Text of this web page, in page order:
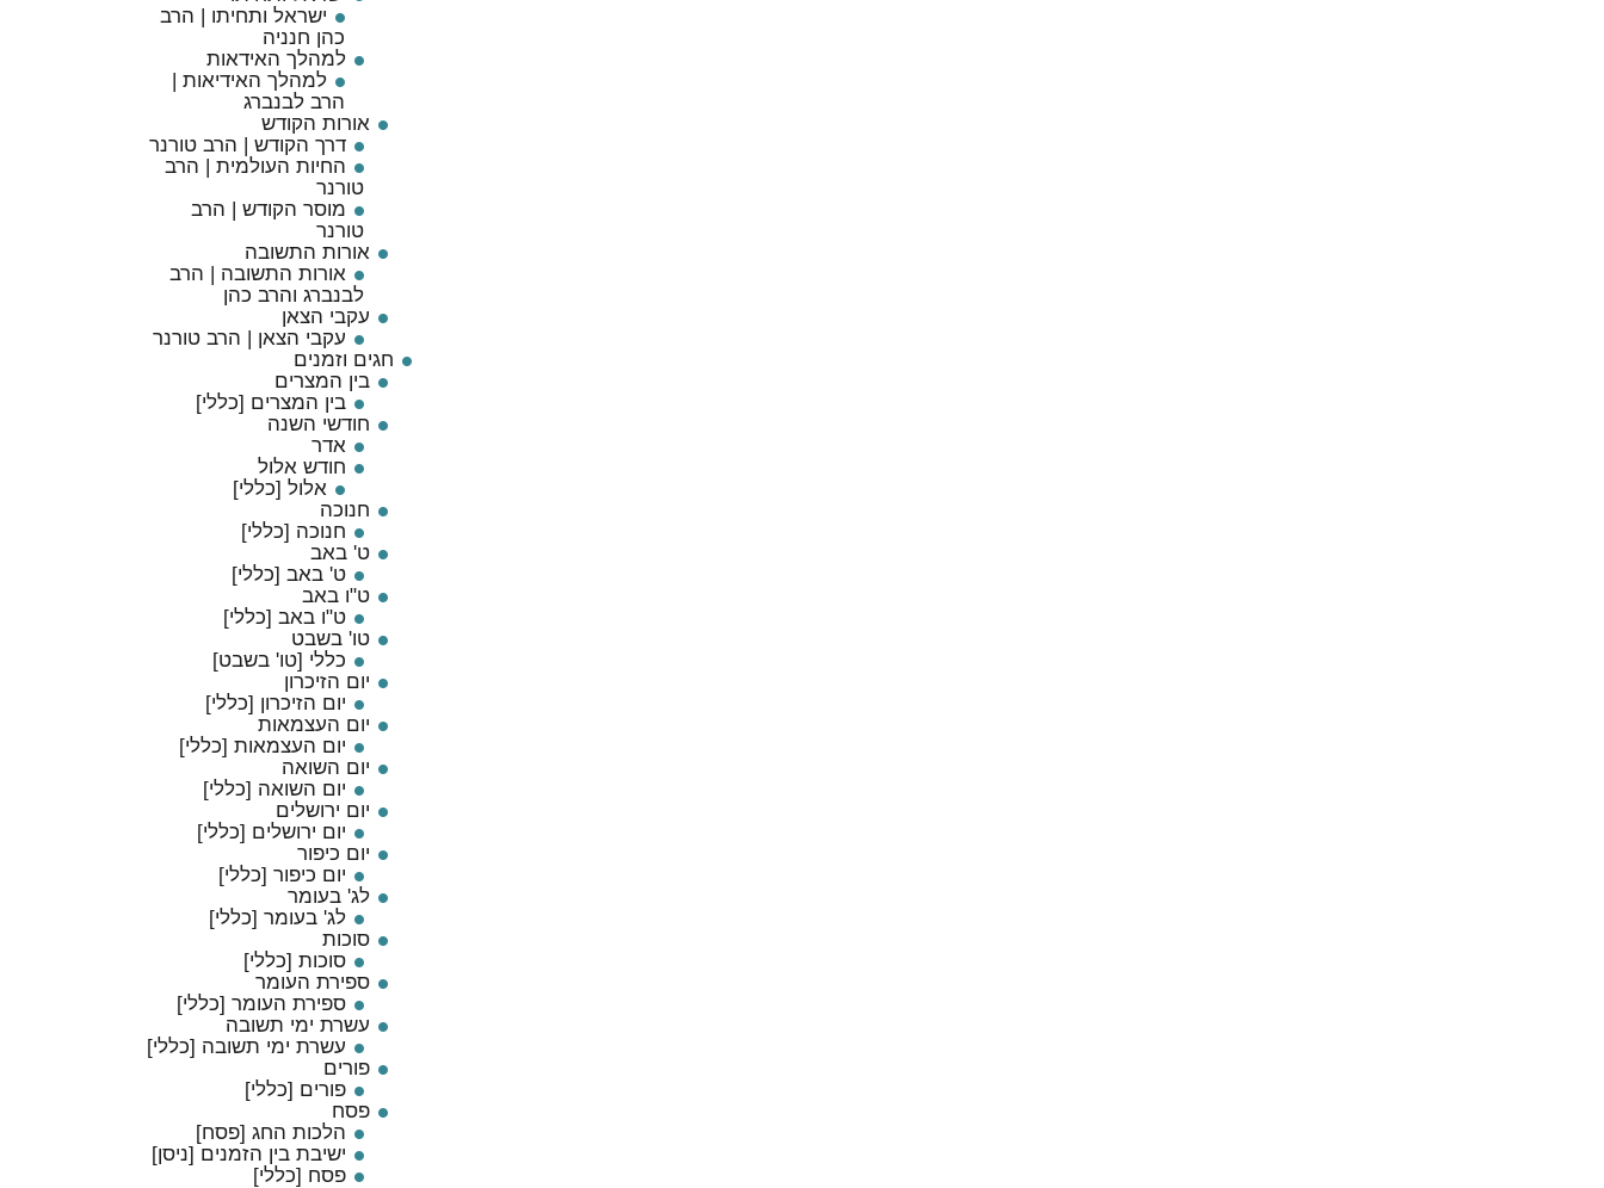
ישראל ותחיתו | הרב
כהן חנניה
למהלך האידאות
למהלך האידיאות |
הרב לבנברג
אורות הקודש
דרך הקודש | הרב טורנר
החיות העולמית | הרב
טורנר
מוסר הקודש | הרב
טורנר
אורות התשובה
אורות התשובה | הרב
לבנברג והרב כהן
עקבי הצאן
עקבי הצאן | הרב טורנר
חגים וזמנים
בין המצרים
בין המצרים [כללי]
חודשי השנה
אדר
חודש אלול
אלול [כללי]
חנוכה
חנוכה [כללי]
ט' באב
ט' באב [כללי]
ט"ו באב
ט"ו באב [כללי]
טו' בשבט
כללי [טו' בשבט]
יום הזיכרון
יום הזיכרון [כללי]
יום העצמאות
יום העצמאות [כללי]
יום השואה
יום השואה [כללי]
יום ירושלים
יום ירושלים [כללי]
יום כיפור
יום כיפור [כללי]
לג' בעומר
לג' בעומר [כללי]
סוכות
סוכות [כללי]
ספירת העומר
ספירת העומר [כללי]
עשרת ימי תשובה
עשרת ימי תשובה [כללי]
פורים
פורים [כללי]
פסח
הלכות החג [פסח]
ישיבת בין הזמנים [ניסן]
פסח [כללי]